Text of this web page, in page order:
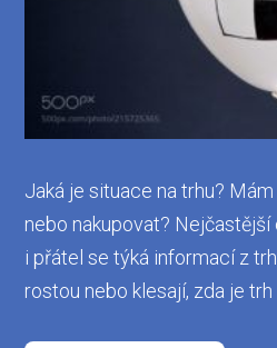
Jaká je situace na trhu?
nebo nakupovat?
i přátel se týká informací z
rostou nebo klesají, zda je trh